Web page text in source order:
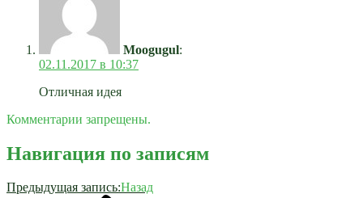
Moogugul:
02.11.2017 в 10:37
Отличная идея
Комментарии запрещены.
Навигация по записям
Предыдущая запись:Назад